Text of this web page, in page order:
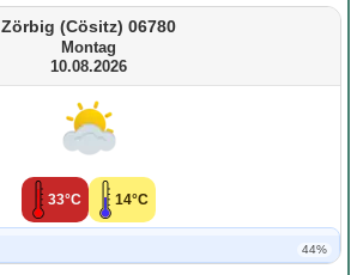
Zörbig (Cösitz) 06780
Montag
10.08.2026
33°C 14°C
44%